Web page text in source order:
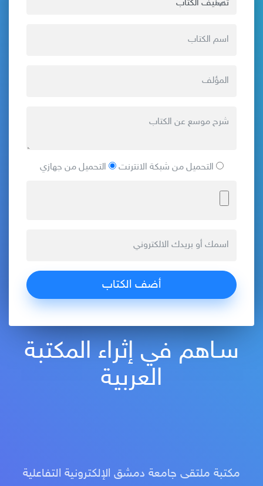
التحميل من شبكة الانترنت التحميل من جهازي
سـاهم في إثراء المكتبة
العربية
مكتبة ملتقى جامعة دمشق الإلكترونية التفاعلية